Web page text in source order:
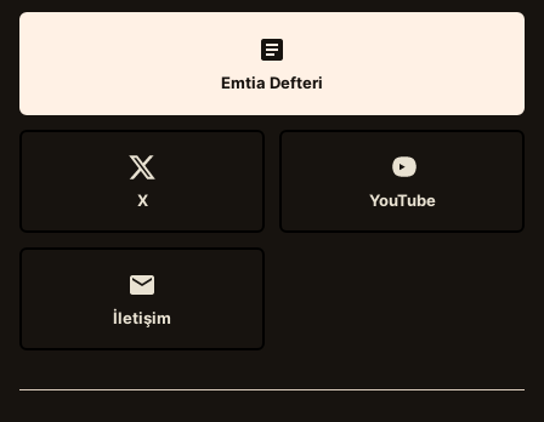
Emtia Defteri
X YouTube
İletişim